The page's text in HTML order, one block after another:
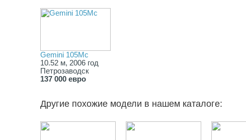
Gemini 105Mc
10.52 м, 2006 год
Петрозаводск
137 000 евро
Другие похожие модели в нашем каталоге: